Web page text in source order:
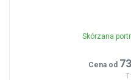
Skórzana
Cena od